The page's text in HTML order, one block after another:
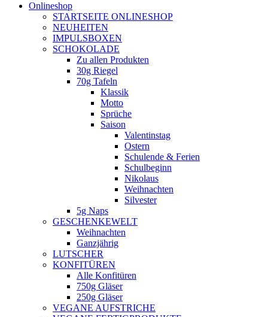
opensOnlineshop
STARTSEITE ONLINESHOP
NEUHEITEN
IMPULSBOXEN
SCHOKOLADE
Zu allen Produkten
30g Riegel
70g Tafeln
Klassik
Motto
Sprüche
Saison
Valentinstag
Ostern
Schulende & Ferien
Schulbeginn
Nikolaus
Weihnachten
Silvester
5g Naps
GESCHENKEWELT
Weihnachten
Ganzjährig
LUTSCHER
KONFITÜREN
Alle Konfitüren
750g Gläser
250g Gläser
VEGANE AUFSTRICHE